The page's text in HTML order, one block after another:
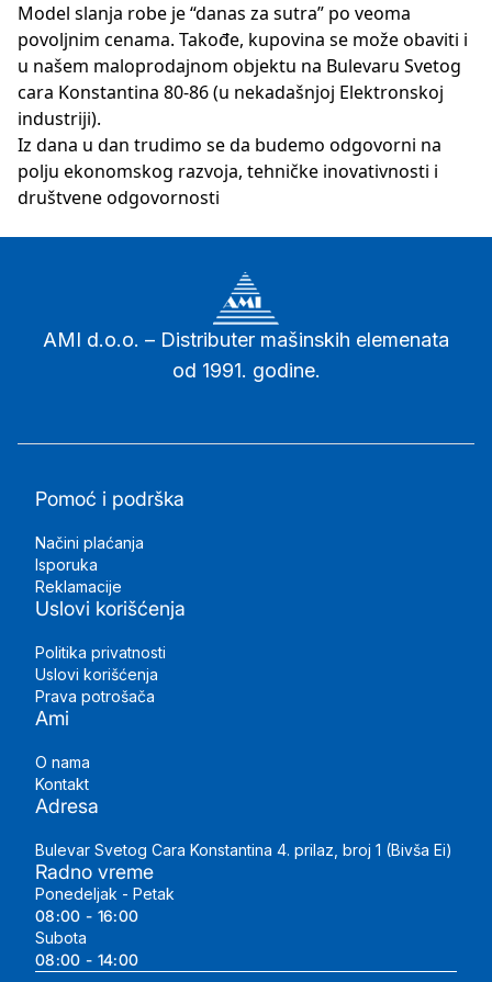
Model slanja robe je “danas za sutra” po veoma
povoljnim cenama. Takođe, kupovina se može obaviti i
u našem maloprodajnom objektu na Bulevaru Svetog
cara Konstantina 80-86 (u nekadašnjoj Elektronskoj
industriji).
Iz dana u dan trudimo se da budemo odgovorni na
polju ekonomskog razvoja, tehničke inovativnosti i
društvene odgovornosti
AMI d.o.o. – Distributer mašinskih elemenata
od 1991. godine.
Pomoć i podrška
Načini plaćanja
Isporuka
Reklamacije
Uslovi korišćenja
Politika privatnosti
Uslovi korišćenja
Prava potrošača
Ami
O nama
Kontakt
Adresa
Bulevar Svetog Cara Konstantina 4. prilaz, broj 1 (Bivša Ei)
Radno vreme
Ponedeljak - Petak
08:00 - 16:00
Subota
08:00 - 14:00